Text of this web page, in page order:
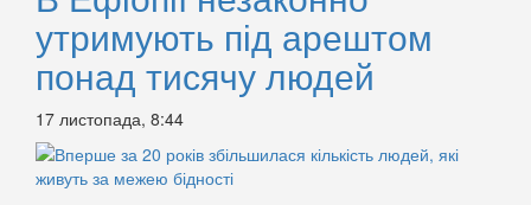
утримують під арештом
понад тисячу людей
17 листопада, 8:44